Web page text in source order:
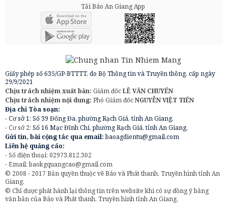
Tải Báo An Giang App
Giấy phép số 635/GP-BTTTT, do Bộ Thông tin và Truyền thông, cấp ngày
29/9/2021
Chịu trách nhiệm xuất bản: Giám đốcLÊ VĂN CHUYỂN
Chịu trách nhiệm nội dung: Phó Giám đốcNGUYỄN VIỆT TIẾN
Địa chỉ Tòa soạn:
- Cơ sở 1: Số 39 Đống Đa, phường Rạch Giá, tỉnh An Giang.
- Cơ sở 2: Số 16 Mạc Đĩnh Chi, phường Rạch Giá, tỉnh An Giang.
Gửi tin, bài cộng tác qua email:baoagdientu@gmail.com
Liên hệ quảng cáo:
- Số điện thoại: 02973.812.302
- Email:baokgquangcao@gmail.com
© 2008 - 2017 Bản quyền thuộc về Báo và Phát thanh, Truyền hình tỉnh An
Giang.
© Chỉ được phát hành lại thông tin trên website khi có sự đồng ý bằng
văn bản của Báo và Phát thanh, Truyền hình tỉnh An Giang.